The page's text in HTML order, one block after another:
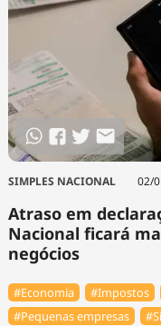
SIMPLES NACIONAL 02/
Atraso em
Nacional ficará
negócios
#Economia #Impostos
#Pequenas empresas